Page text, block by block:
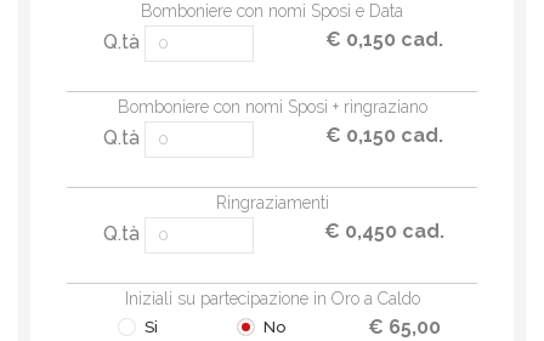
Bomboniere con nomi Sposi e Data
Q.tà € 0,150 cad.
Bomboniere con nomi Sposi + ringraziano
Q.tà € 0,150 cad.
Ringraziamenti
Q.tà € 0,450 cad.
Iniziali su partecipazione in Oro a Caldo
Si No € 65,00